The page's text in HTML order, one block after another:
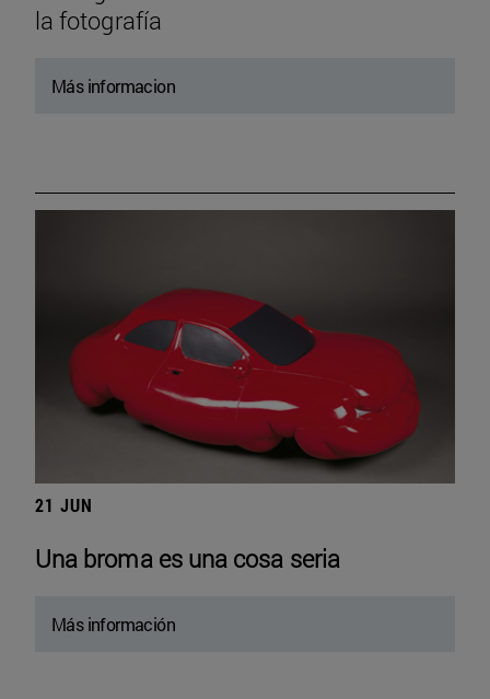
la fotografía
Más informacion
21 JUN
Una broma es una cosa seria
Más información